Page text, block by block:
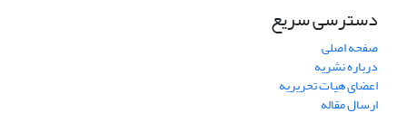
دسترسی سریع
صفحه اصلی
درباره نشریه
اعضای هیات تحریریه
ارسال مقاله